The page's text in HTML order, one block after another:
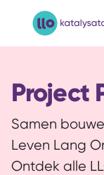
LLO-Katalysator
Project
Samen
Leven Lang
Ontdek alle